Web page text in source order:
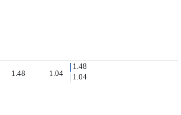
1.48 1.04
1.48
1.04